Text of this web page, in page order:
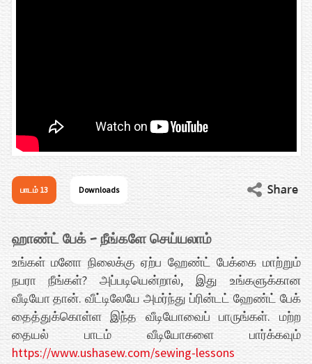
பாடம் 13 Downloads
ஹாண்ட் பேக் – நீங்களே செய்யலாம்
உங்கள் மனோ நிலைக்கு ஏற்ப ஹேண்ட் பேக்கை மாற்றும்
நபரா நீங்கள்? அப்படியென்றால், இது உங்களுக்கான
வீடியோ தான். வீட்டிலேயே அமர்ந்து ப்ரின்டட் ஹேண்ட் பேக்
தைத்துக்கொள்ள இந்த வீடியோவைப் பாருங்கள். மற்ற
தையல் பாடம் வீடியோகளை பார்க்கவும்
https://www.ushasew.com/sewing-lessons